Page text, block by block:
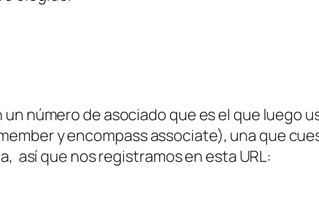
número de asociado que es el que luego
y encompass associate), una que
así que nos registramos en esta URL: